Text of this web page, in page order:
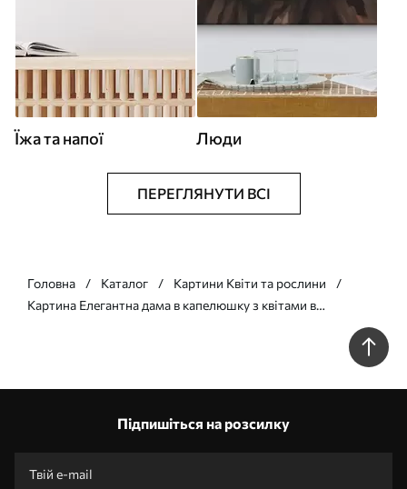
Їжа та напої Люди
ПЕРЕГЛЯНУТИ ВСІ
Головна Каталог
Картини Квіти та рослини
Картина Елегантна дама в капелюшку з квітами в
Підпишіться на розсилку